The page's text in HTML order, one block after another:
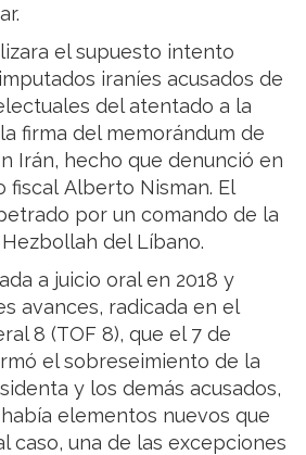
el supuesto intento
iraníes acusados de
del atentado a la
firma del memorándum de
Irán, hecho que denunció en
fiscal Alberto Nisman. El
por un comando de la
del Líbano.
a juicio oral en 2018 y
avances, radicada en el
8 (TOF 8), que el 7 de
el sobreseimiento de la
y los demás acusados,
elementos nuevos que
caso, una de las excepciones